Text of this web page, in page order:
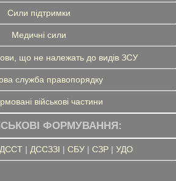
Сили підтримки
Медичні сили
що не належать до видів ЗСУ
служба правопорядку
військові частини
ФОРМУВАННЯ:
ДССТ| ДССЗЗІ | СБУ| СЗР| УДО